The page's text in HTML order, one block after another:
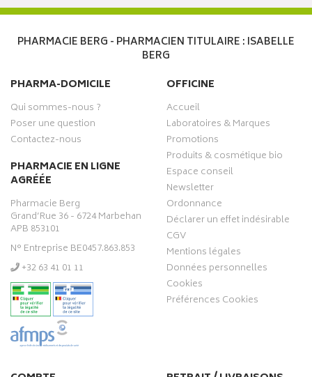
PHARMACIE BERG - PHARMACIEN TITULAIRE : ISABELLE
BERG
PHARMA-DOMICILE
Qui sommes-nous ?
Poser une question
Contactez-nous
PHARMACIE EN LIGNE
AGRÉÉE
Pharmacie Berg
Grand’Rue 36 - 6724 Marbehan
APB 853101
N° Entreprise BE0457.863.853
‭+32 63 41 01 11‬
OFFICINE
Accueil
Laboratoires & Marques
Promotions
Produits & cosmétique bio
Espace conseil
Newsletter
Ordonnance
Déclarer un effet indésirable
CGV
Mentions légales
Données personnelles
Cookies
Préférences Cookies